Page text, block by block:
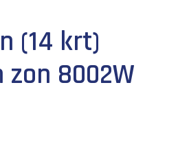
(14 krt)
8002W